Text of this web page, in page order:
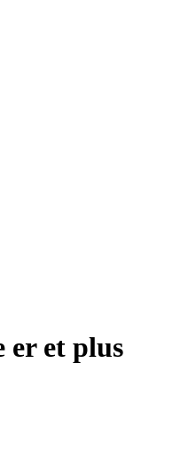
er et plus